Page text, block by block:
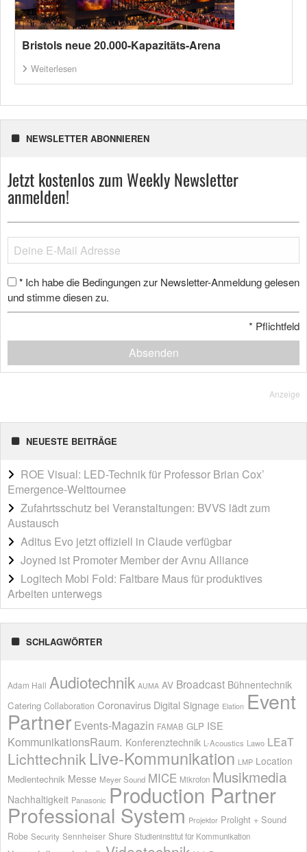
Bristols neue 20.000-Kapazitäts-Arena
Weiterlesen
NEWSLETTER ABONNIEREN
Jetzt kostenlos zum Weekly Newsletter
anmelden!
* Ich habe die Bedingungen zur Newsletter-Anmeldung gelesen
und stimme diesen zu.
* Pflichtfeld
Absenden
Anzeige
NEUESTE BEITRÄGE
ROE Visual: LED-Technik für Professor Brian Cox’
Emergence-Welttournee
Zufahrtsschutz bei Veranstaltungen: BVVS lädt zum
Austausch
Aditus Evo jetzt offiziell in Claude verfügbar
Joyned ist Promoter Member der Avnu Alliance
Logitech Mobi Fold: Faltbare Maus für produktives
Arbeiten unterwegs
SCHLAGWÖRTER
Adam Hall Audiotechnik AUMA AV Broadcast Bühnentechnik
Catering Collaboration Coronavirus Digital Signage Elation Event
Partner Events-Magazin FAMAB GLP ISE
KommunikationsRaum. Konferenztechnik L-Acoustics Lawo LEaT
Lichttechnik Live-Kommunikation LMP Location
Medientechnik Messe Meyer Sound MICE Mikrofon Musikmedia
Nachhaltigkeit Panasonic Production Partner
Professional System Projektor Prolight + Sound
Robe Security Sennheiser Shure Studieninstitut für Kommunikation